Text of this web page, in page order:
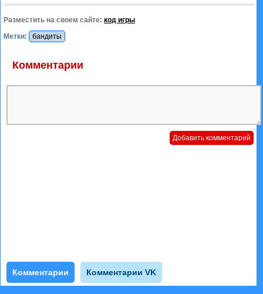
Разместить на своем сайте: код игры
Метки:
бандиты
Комментарии
Комментарии Комментарии VK